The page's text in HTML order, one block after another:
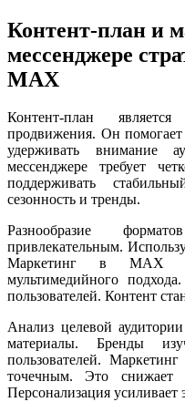
Контент-план и
мессенджере
MAX
Контент-план
продвижения. Он помогает
удерживать внимание
мессенджере требует
поддерживать
сезонность и тренды.
Разнообразие
привлекательным.
Маркетинг в MAX
мультимедийного
пользователей. Контент
Анализ целевой
материалы. Бренды
пользователей.
точечным. Это снижает
Персонализация усиливает